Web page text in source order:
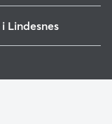
Lindesnes